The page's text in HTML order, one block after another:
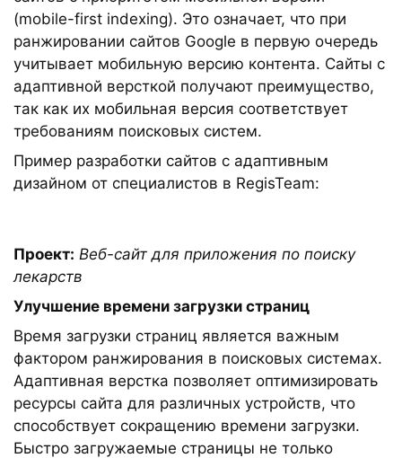
(mobile-first indexing). Это означает, что при
ранжировании сайтов Google в первую очередь
учитывает мобильную версию контента. Сайты с
адаптивной версткой получают преимущество,
так как их мобильная версия соответствует
требованиям поисковых систем.
Пример разработки сайтов с адаптивным
дизайном от специалистов в RegisTeam:
Проект: Веб-сайт для приложения по поиску
лекарств
Улучшение времени загрузки страниц
Время загрузки страниц является важным
фактором ранжирования в поисковых системах.
Адаптивная верстка позволяет оптимизировать
ресурсы сайта для различных устройств, что
способствует сокращению времени загрузки.
Быстро загружаемые страницы не только